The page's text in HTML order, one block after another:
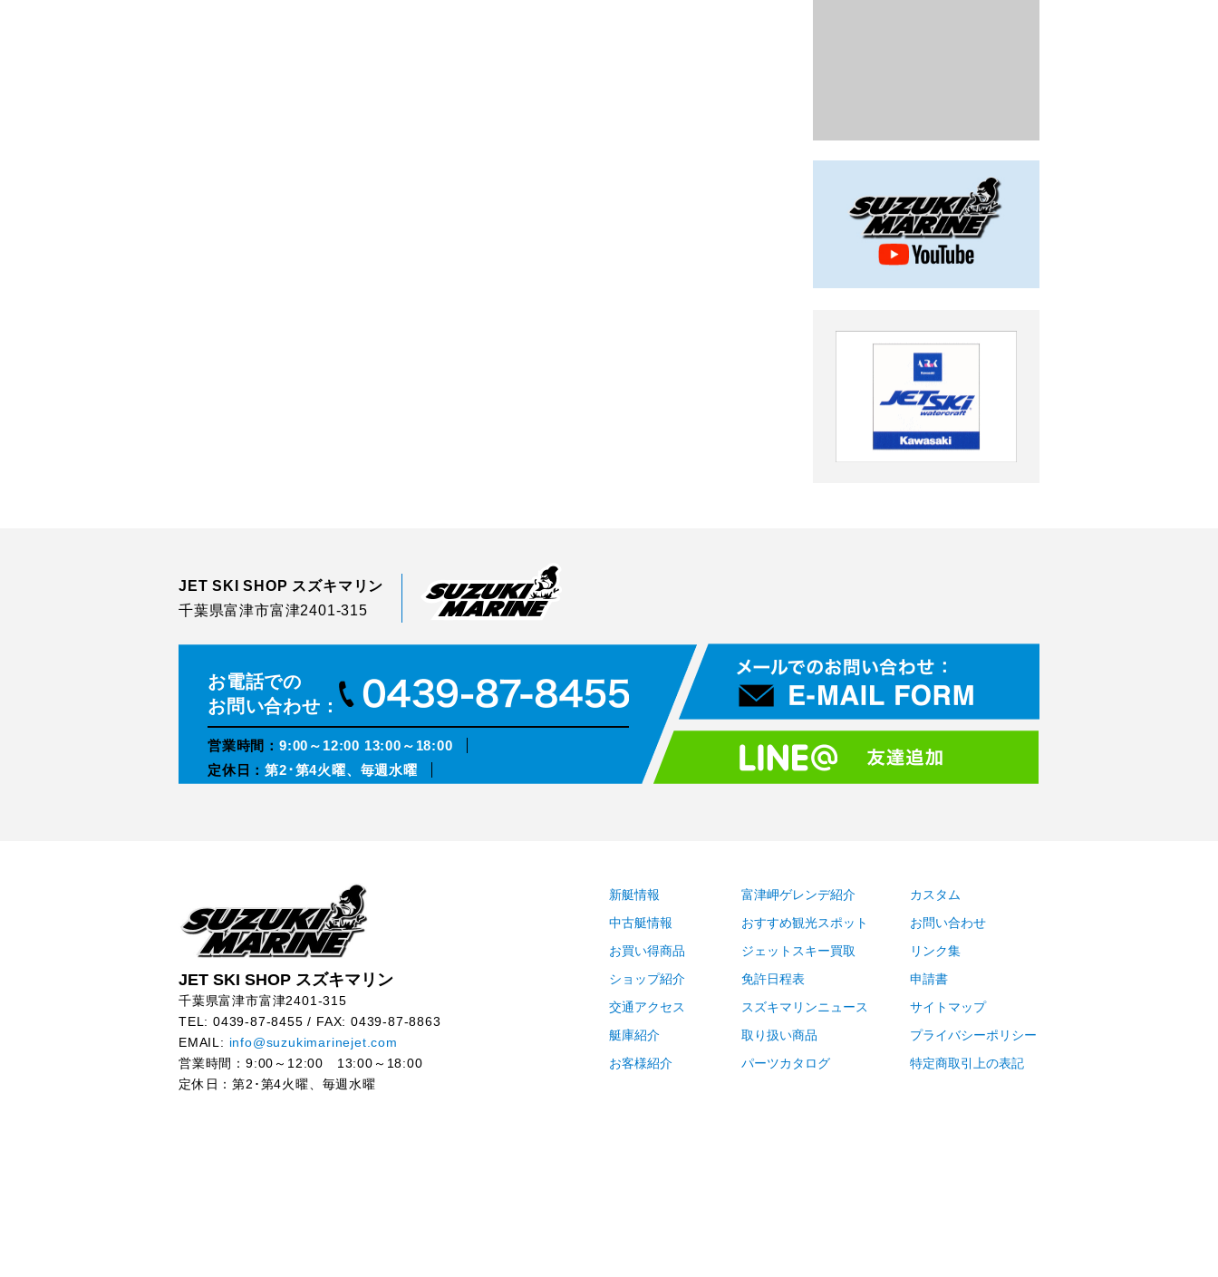
JET SKI SHOP スズキマリン
千葉県富津市富津2401-315
お電話での
お問い合わせ：
営業時間： 9:00～12:00 13:00～18:00
定休日：第2･第4火曜、毎週水曜
JET SKI SHOP スズキマリン
千葉県富津市富津2401-315
TEL: 0439-87-8455 / FAX: 0439-87-8863
EMAIL: info@suzukimarinejet.com
営業時間：9:00～12:00 13:00～18:00
定休日：第2･第4火曜、毎週水曜
新艇情報
中古艇情報
お買い得商品
ショップ紹介
交通アクセス
艇庫紹介
お客様紹介
富津岬ゲレンデ紹介
おすすめ観光スポット
ジェットスキー買取
免許日程表
スズキマリンニュース
取り扱い商品
パーツカタログ
カスタム
お問い合わせ
リンク集
申請書
サイトマップ
プライバシーポリシー
特定商取引上の表記